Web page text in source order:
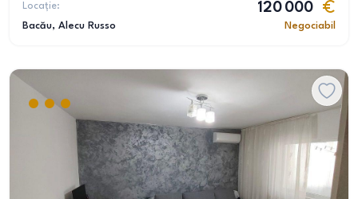
Locație:
Bacău, Alecu Russo
120 000
Negociabil